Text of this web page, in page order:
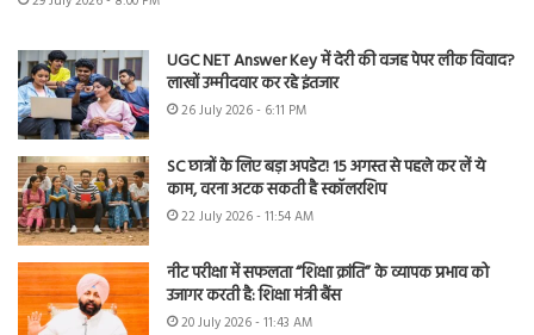
UGC NET Answer Key में देरी की वजह पेपर लीक विवाद?
लाखों उम्मीदवार कर रहे इंतजार
26 July 2026 - 6:11 PM
SC छात्रों के लिए बड़ा अपडेट! 15 अगस्त से पहले कर लें ये
काम, वरना अटक सकती है स्कॉलरशिप
22 July 2026 - 11:54 AM
नीट परीक्षा में सफलता “शिक्षा क्रांति” के व्यापक प्रभाव को
उजागर करती है: शिक्षा मंत्री बैंस
20 July 2026 - 11:43 AM